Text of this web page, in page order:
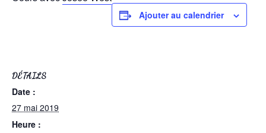
Ajouter au calendrier
DÉTAILS
Date :
27 mai 2019
Heure :